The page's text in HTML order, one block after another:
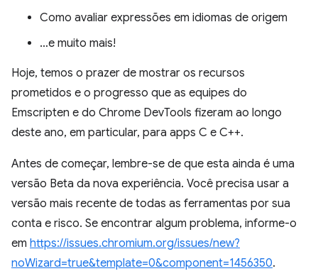
Como avaliar expressões em idiomas de origem
…e muito mais!
Hoje, temos o prazer de mostrar os recursos
prometidos e o progresso que as equipes do
Emscripten e do Chrome DevTools fizeram ao longo
deste ano, em particular, para apps C e C++.
Antes de começar, lembre-se de que esta ainda é uma
versão Beta da nova experiência. Você precisa usar a
versão mais recente de todas as ferramentas por sua
conta e risco. Se encontrar algum problema, informe-o
em https://issues.chromium.org/issues/new?
noWizard=true&template=0&component=1456350.